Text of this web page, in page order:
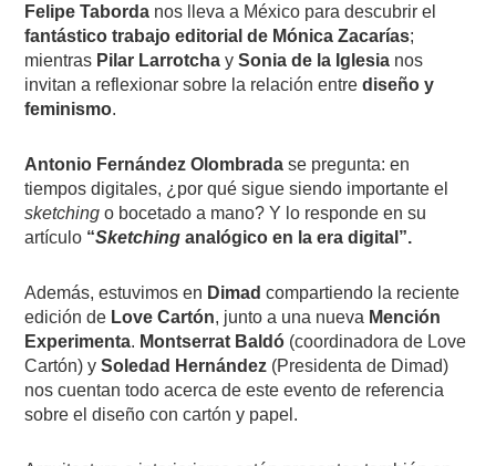
Felipe Taborda nos lleva a México para descubrir el
fantástico trabajo editorial de Mónica Zacarías;
mientras Pilar Larrotcha ySonia de la Iglesia nos
invitan a reflexionar sobre la relación entrediseño y
feminismo.
Antonio Fernández Olombrada se pregunta: en
tiempos digitales, ¿por qué sigue siendo importante el
sketching o bocetado a mano? Y lo responde en su
artículo “Sketching analógico en la era digital”.
Además, estuvimos en Dimad compartiendo la reciente
edición de Love Cartón, junto a una nueva Mención
Experimenta. Montserrat Baldó (coordinadora de Love
Cartón) ySoledad Hernández (Presidenta de Dimad)
nos cuentan todo acerca de este evento de referencia
sobre el diseño con cartón y papel.